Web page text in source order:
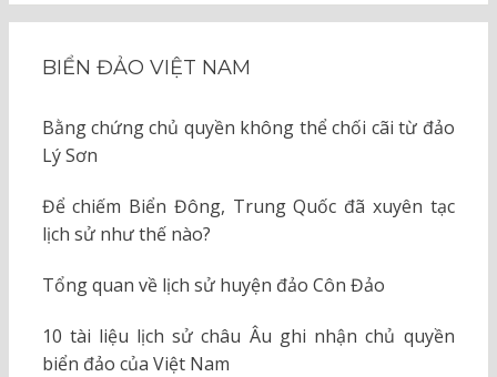
BIỂN ĐẢO VIỆT NAM
Bằng chứng chủ quyền không thể chối cãi từ đảo
Lý Sơn
Để chiếm Biển Đông, Trung Quốc đã xuyên tạc
lịch sử như thế nào?
Tổng quan về lịch sử huyện đảo Côn Đảo
10 tài liệu lịch sử châu Âu ghi nhận chủ quyền
biển đảo của Việt Nam